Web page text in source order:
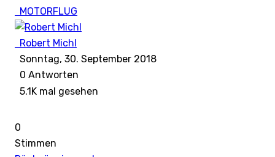
MOTORFLUG
Robert Michl
Sonntag, 30. September 2018
0 Antworten
5.1K mal gesehen
0
Stimmen